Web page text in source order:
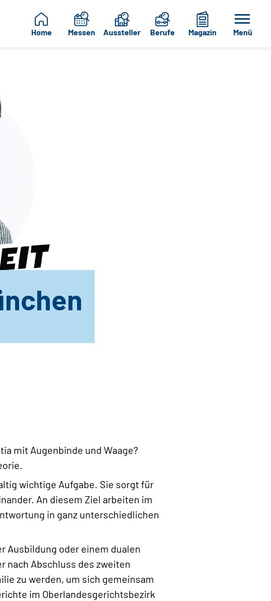
Home Messen Aussteller Berufe Magazin Menü
mit Augenbinde und Waage?
wichtige Aufgabe. Sie sorgt für
An diesem Ziel arbeiten im
in ganz unterschiedlichen
Ausbildung oder einem dualen
nach Abschluss des zweiten
zu werden, um sich gemeinsam
im Oberlandesgerichtsbezirk